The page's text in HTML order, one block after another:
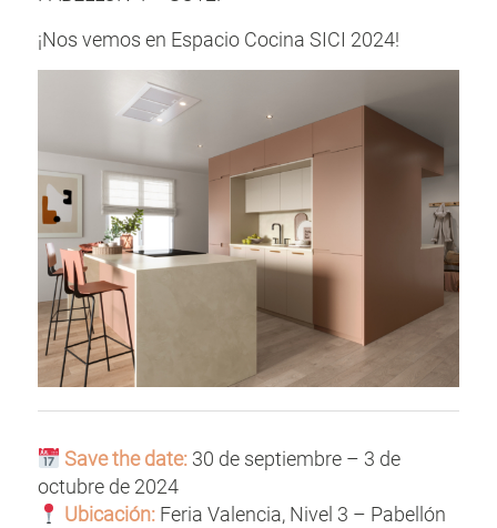
¡Nos vemos en Espacio Cocina SICI 2024!
Save the date: 30 de septiembre – 3 de
octubre de 2024
Ubicación: Feria Valencia, Nivel 3 – Pabellón